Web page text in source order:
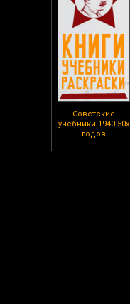
Советские
учебники 1940-50х
годов